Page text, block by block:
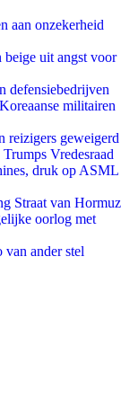
aan onzekerheid
beige uit angst voor
defensiebedrijven
militairen
reizigers geweigerd
Vredesraad
druk op ASML
Straat van Hormuz
oorlog met
ander stel